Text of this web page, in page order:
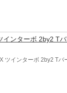
ンターボ 2by2 T
ツインターボ 2by2 Tバ